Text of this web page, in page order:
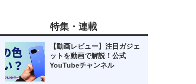
特集・連載
【動画レビュー】注目ガジェ
ットを動画で解説！公式
YouTubeチャンネル